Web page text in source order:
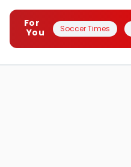
For
You
Soccer Times